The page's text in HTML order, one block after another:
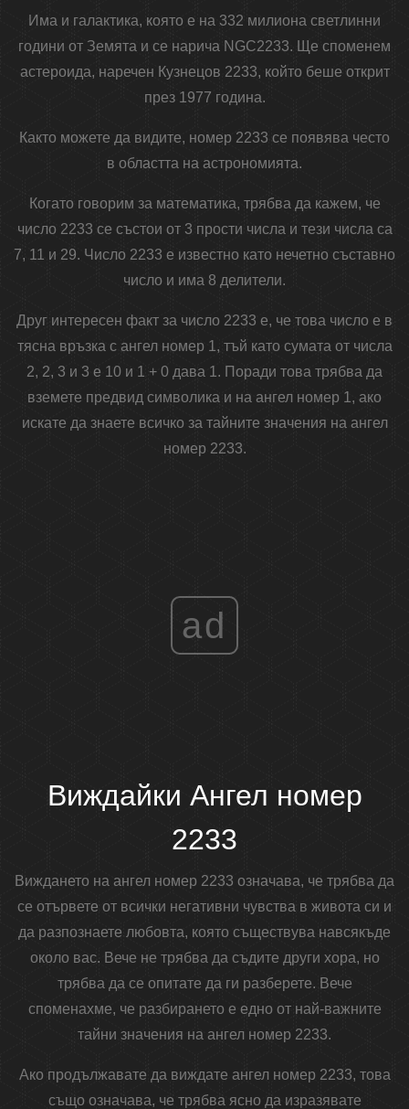
Има и галактика, която е на 332 милиона светлинни
години от Земята и се нарича NGC2233. Ще споменем
астероида, наречен Кузнецов 2233, който беше открит
през 1977 година.
Както можете да видите, номер 2233 се появява често
в областта на астрономията.
Когато говорим за математика, трябва да кажем, че
число 2233 се състои от 3 прости числа и тези числа са
7, 11 и 29. Число 2233 е известно като нечетно съставно
число и има 8 делители.
Друг интересен факт за число 2233 е, че това число е в
тясна връзка с ангел номер 1, тъй като сумата от числа
2, 2, 3 и 3 е 10 и 1 + 0 дава 1. Поради това трябва да
вземете предвид символика и на ангел номер 1, ако
искате да знаете всичко за тайните значения на ангел
номер 2233.
ad
Виждайки Ангел номер
2233
Виждането на ангел номер 2233 означава, че трябва да
се отървете от всички негативни чувства в живота си и
да разпознаете любовта, която съществува навсякъде
около вас. Вече не трябва да съдите други хора, но
трябва да се опитате да ги разберете. Вече
споменахме, че разбирането е едно от най-важните
тайни значения на ангел номер 2233.
Ако продължавате да виждате ангел номер 2233, това
също означава, че трябва ясно да изразявате